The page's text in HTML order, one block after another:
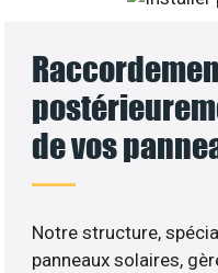
de vos
Notre structure,
panneaux solaires,